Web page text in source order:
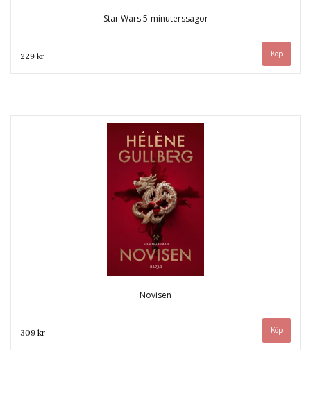
Star Wars 5-minuterssagor
229 kr
Novisen
309 kr